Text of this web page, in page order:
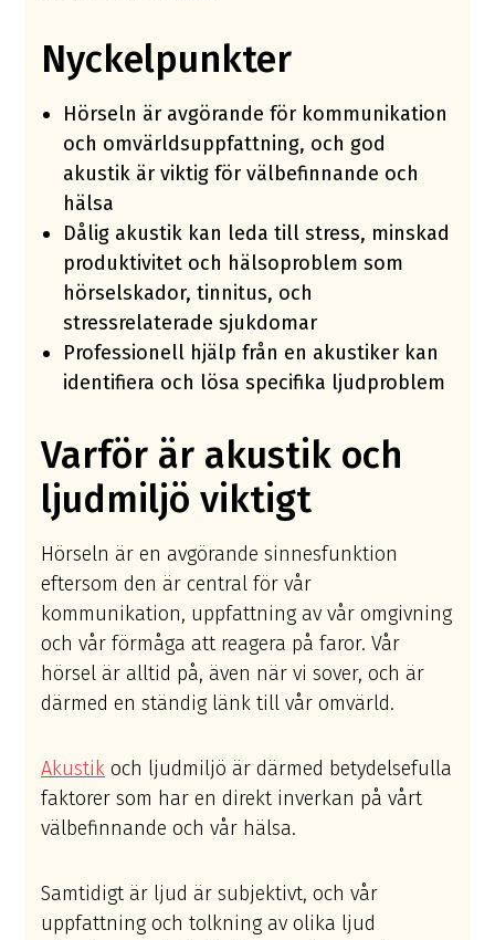
Nyckelpunkter
Hörseln är avgörande för kommunikation
och omvärldsuppfattning, och god
akustik är viktig för välbefinnande och
hälsa
Dålig akustik kan leda till stress, minskad
produktivitet och hälsoproblem som
hörselskador, tinnitus, och
stressrelaterade sjukdomar
Professionell hjälp från en akustiker kan
identifiera och lösa specifika ljudproblem
Varför är akustik och
ljudmiljö viktigt
Hörseln är en avgörande sinnesfunktion
eftersom den är central för vår
kommunikation, uppfattning av vår omgivning
och vår förmåga att reagera på faror. Vår
hörsel är alltid på, även när vi sover, och är
därmed en ständig länk till vår omvärld.
Akustik och ljudmiljö är därmed betydelsefulla
faktorer som har en direkt inverkan på vårt
välbefinnande och vår hälsa.
Samtidigt är ljud är subjektivt, och vår
uppfattning och tolkning av olika ljud